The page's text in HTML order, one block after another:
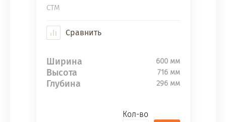
СТМ
Сравнить
Ширина 600 мм
Высота 716 мм
Глубина 296 мм
Кол-во